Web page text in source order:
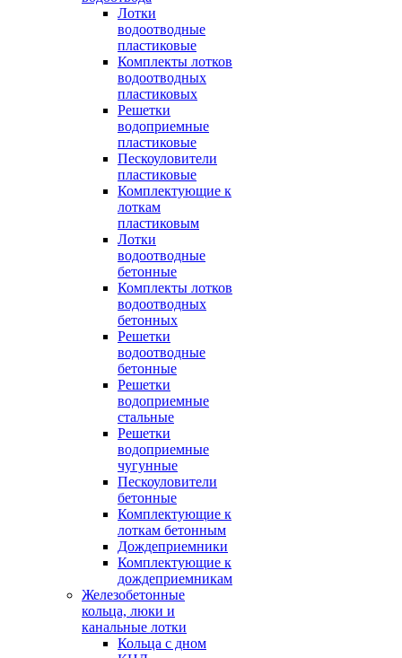
Лотки
водоотводные
пластиковые
Комплекты лотков
водоотводных
пластиковых
Решетки
водоприемные
пластиковые
Пескоуловители
пластиковые
Комплектующие к
лоткам
пластиковым
Лотки
водоотводные
бетонные
Комплекты лотков
водоотводных
бетонных
Решетки
водоотводные
бетонные
Решетки
водоприемные
стальные
Решетки
водоприемные
чугунные
Пескоуловители
бетонные
Комплектующие к
лоткам бетонным
Дождеприемники
Комплектующие к
дождеприемникам
Железобетонные
кольца, люки и
канальные лотки
Кольца с дном